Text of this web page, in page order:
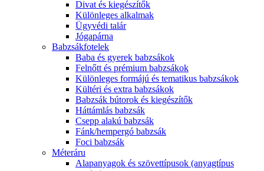
Divat és kiegészítők
Különleges alkalmak
Ügyvédi talár
Jógapárna
Babzsákfotelek
Baba és gyerek babzsákok
Felnőtt és prémium babzsákok
Különleges formájú és tematikus babzsákok
Kültéri és extra babzsákok
Babzsák bútorok és kiegészítők
Háttámlás babzsák
Csepp alakú babzsák
Fánk/hempergó babzsák
Foci babzsák
Méteráru
Alapanyagok és szövettípusok (anyagtípus